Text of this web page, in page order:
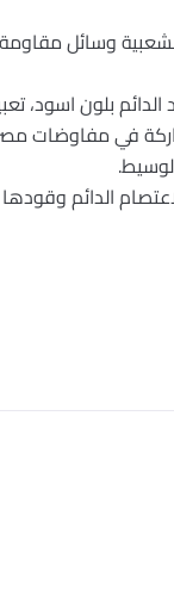
وسائل مقاومة
الدائم